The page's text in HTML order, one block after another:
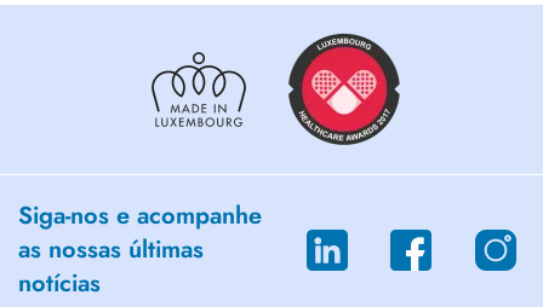
Siga-nos e acompanhe
as nossas últimas
notícias